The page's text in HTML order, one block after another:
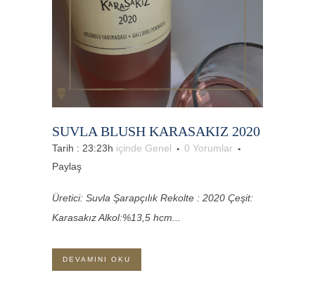
SUVLA BLUSH KARASAKIZ 2020
Tarih : 23:23h içinde Genel
0 Yorumlar
Paylaş
Üretici: Suvla Şarapçılık Rekolte : 2020 Çeşit:
Karasakız Alkol:%13,5 hcm...
DEVAMINI OKU